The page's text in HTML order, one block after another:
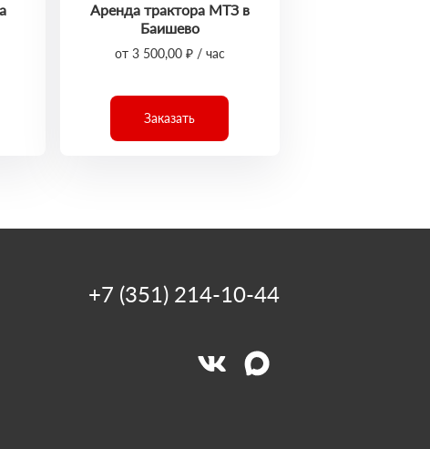
Аренда трактора МТЗ в
Баишево
от 3 500,00 ₽ / час
Заказать
+7 (351) 214-10-44